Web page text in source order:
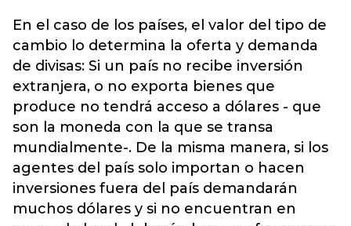
En el caso de los países, el valor del tipo de
cambio lo determina la oferta y demanda
de divisas: Si un país no recibe inversión
extranjera, o no exporta bienes que
produce no tendrá acceso a dólares - que
son la moneda con la que se transa
mundialmente-. De la misma manera, si los
agentes del país solo importan o hacen
inversiones fuera del país demandarán
muchos dólares y si no encuentran en